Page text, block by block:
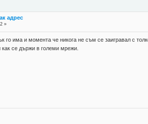
адрес
»
го има и момента че никога не съм се заигравал с
как се държи в големи мрежи.